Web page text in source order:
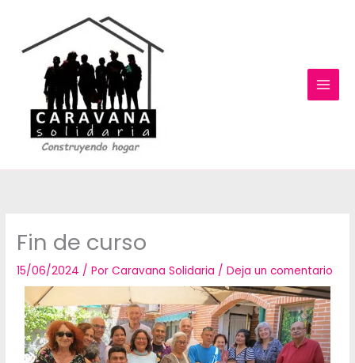
contenido
Fin de curso
15/06/2024 / PorCaravana Solidaria /Deja un comentario